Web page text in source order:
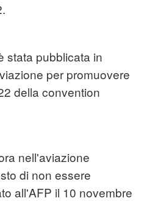
stata pubblicata in
per promuovere
della convention
nell'aviazione
di non essere
all'AFP il 10 novembre